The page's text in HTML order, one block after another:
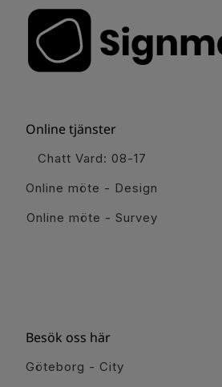
Online tjänster
Chatt Vard: 08-17
Online möte - Design
Online möte - Survey
Besök oss här
Göteborg - City